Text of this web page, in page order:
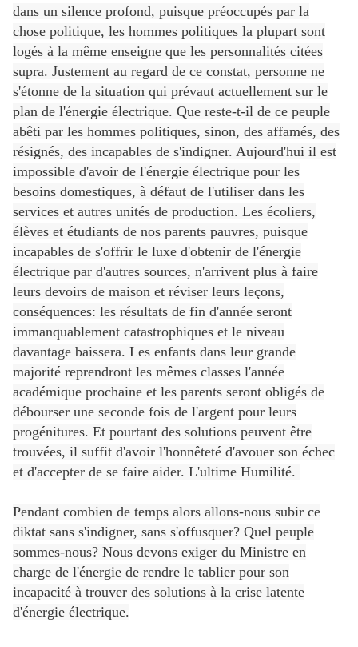
dans un silence profond, puisque préoccupés par la
chose politique, les hommes politiques la plupart sont
logés à la même enseigne que les personnalités citées
supra. Justement au regard de ce constat, personne ne
s'étonne de la situation qui prévaut actuellement sur le
plan de l'énergie électrique. Que reste-t-il de ce peuple
abêti par les hommes politiques, sinon, des affamés, des
résignés, des incapables de s'indigner. Aujourd'hui il est
impossible d'avoir de l'énergie électrique pour les
besoins domestiques, à défaut de l'utiliser dans les
services et autres unités de production. Les écoliers,
élèves et étudiants de nos parents pauvres, puisque
incapables de s'offrir le luxe d'obtenir de l'énergie
électrique par d'autres sources, n'arrivent plus à faire
leurs devoirs de maison et réviser leurs leçons,
conséquences: les résultats de fin d'année seront
immanquablement catastrophiques et le niveau
davantage baissera. Les enfants dans leur grande
majorité reprendront les mêmes classes l'année
académique prochaine et les parents seront obligés de
débourser une seconde fois de l'argent pour leurs
progénitures. Et pourtant des solutions peuvent être
trouvées, il suffit d'avoir l'honnêteté d'avouer son échec
et d'accepter de se faire aider. L'ultime Humilité.
Pendant combien de temps alors allons-nous subir ce
diktat sans s'indigner, sans s'offusquer? Quel peuple
sommes-nous? Nous devons exiger du Ministre en
charge de l'énergie de rendre le tablier pour son
incapacité à trouver des solutions à la crise latente
d'énergie électrique.